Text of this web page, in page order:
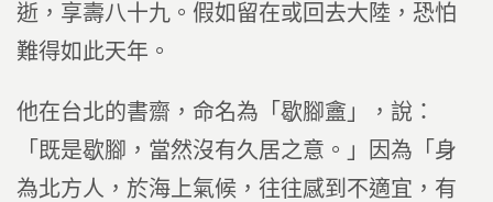
逝，享壽八十九。假如留在或回去大陸，恐怕
難得如此天年。
他在台北的書齋，命名為「歇腳盦」，說：
「既是歇腳，當然沒有久居之意。」因為「身
為北方人，於海上氣候，往往感到不適宜，有